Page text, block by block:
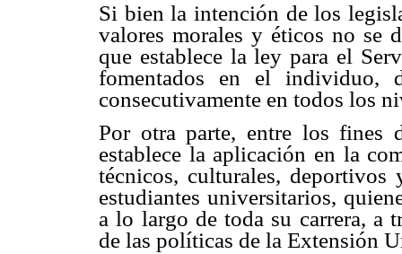
Si bien la intención de los
valores morales y éticos no se
que establece la ley para el
fomentados en el individuo,
consecutivamente en todos los
Por otra parte, entre los fines
establece la aplicación en la
técnicos, culturales, deportivos
estudiantes universitarios,
a lo largo de toda su carrera, a
de las políticas de la Extensión